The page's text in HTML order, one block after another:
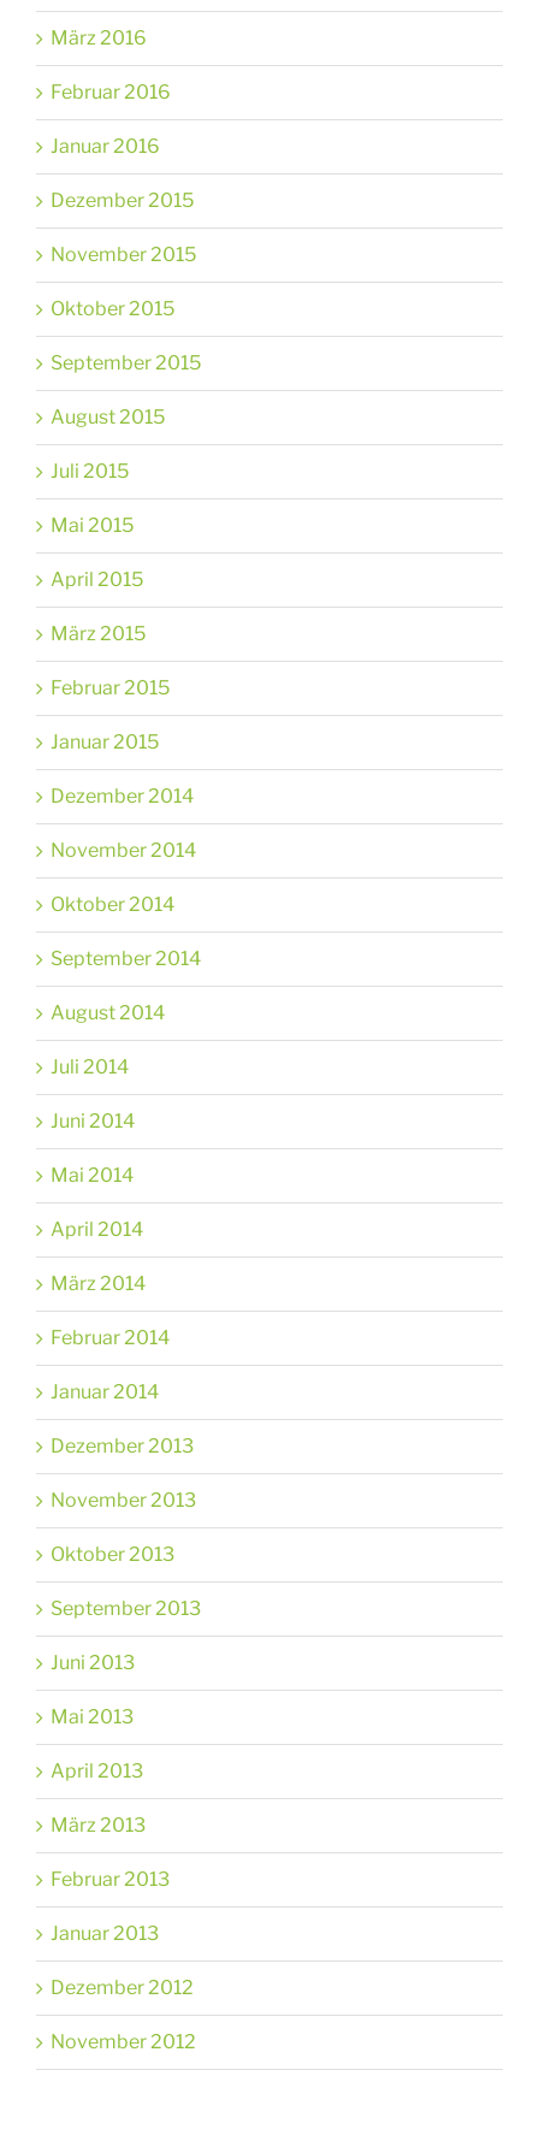
März 2016
Februar 2016
Januar 2016
Dezember 2015
November 2015
Oktober 2015
September 2015
August 2015
Juli 2015
Mai 2015
April 2015
März 2015
Februar 2015
Januar 2015
Dezember 2014
November 2014
Oktober 2014
September 2014
August 2014
Juli 2014
Juni 2014
Mai 2014
April 2014
März 2014
Februar 2014
Januar 2014
Dezember 2013
November 2013
Oktober 2013
September 2013
Juni 2013
Mai 2013
April 2013
März 2013
Februar 2013
Januar 2013
Dezember 2012
November 2012